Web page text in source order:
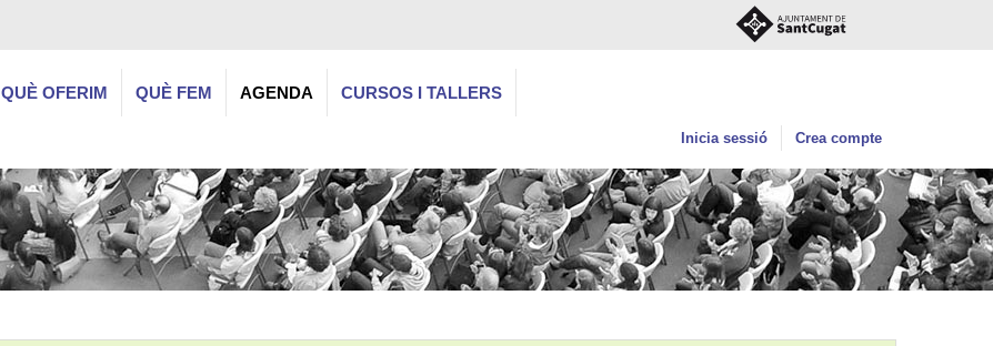
QUÈ OFERIM QUÈ FEM AGENDA CURSOS I TALLERS
Inicia sessió Crea compte